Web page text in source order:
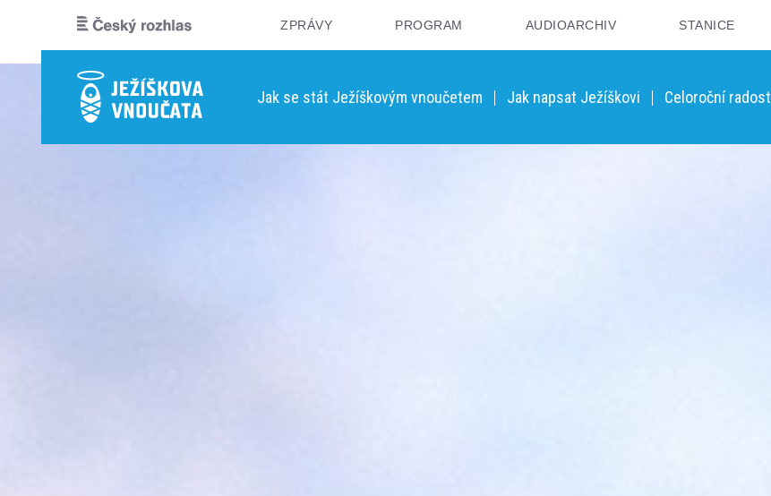
ZPRÁVY PROGRAM AUDIOARCHIV STANICE
Jak se stát Ježíškovým vnoučetem Jak napsat Ježíškovi Celoroční radost